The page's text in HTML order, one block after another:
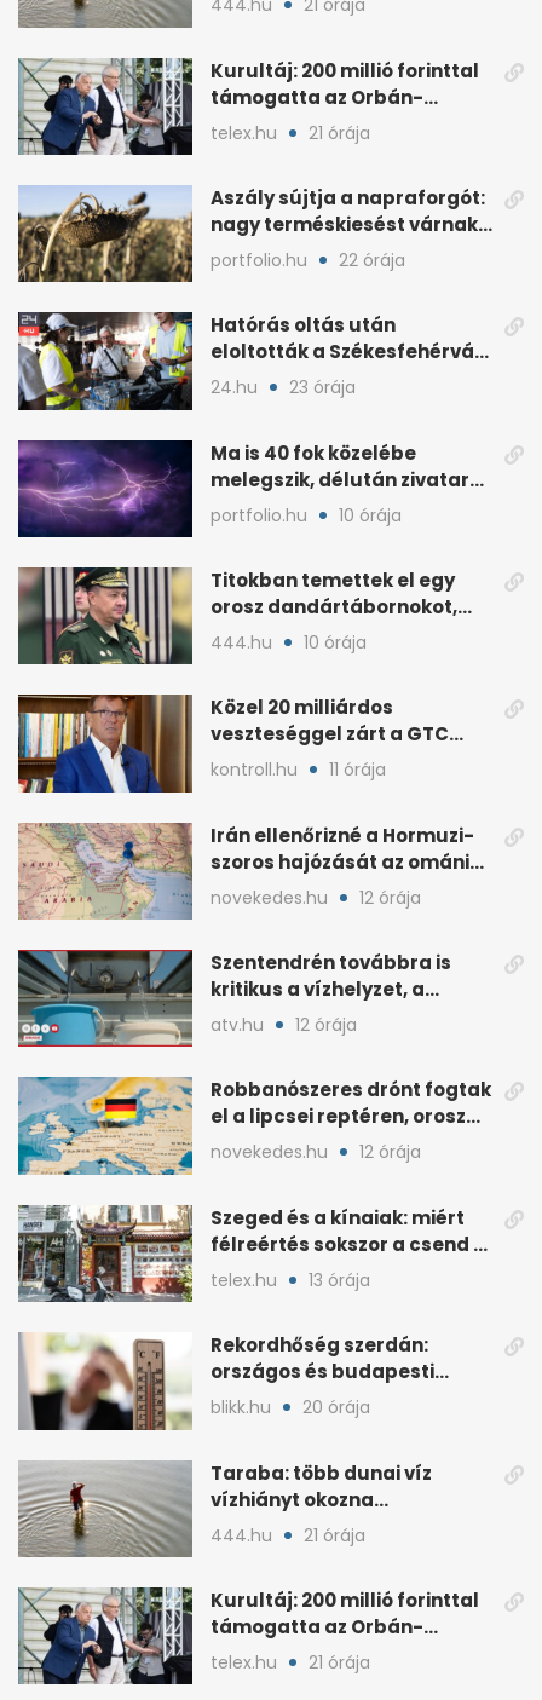
444.hu 21 órája
Kurultáj: 200 millió forinttal
támogatta az Orbán-
kormány a rendezvényt
telex.hu 21 órája
Aszály sújtja a napraforgót:
nagy terméskiesést várnak
a gazdák
portfolio.hu 22 órája
Hatórás oltás után
eloltották a Székesfehérvár
melletti tüzet
24.hu 23 órája
Ma is 40 fok közelébe
melegszik, délután zivatar
és viharos szél jöhet
portfolio.hu 10 órája
Titokban temettek el egy
orosz dandártábornokot,
Csajko barátját
444.hu 10 órája
Közel 20 milliárdos
veszteséggel zárt a GTC
Origine a 2025-ös évben
kontroll.hu 11 órája
Irán ellenőrizné a Hormuzi-
szoros hajózását az ománi
megállapodás után
novekedes.hu 12 órája
Szentendrén továbbra is
kritikus a vízhelyzet, a
honvédség szállít
atv.hu 12 órája
Robbanószeres drónt fogtak
el a lipcsei reptéren, orosz
szál gyanúja
novekedes.hu 12 órája
Szeged és a kínaiak: miért
félreértés sokszor a csend a
hétköznapokban?
telex.hu 13 órája
Rekordhőség szerdán:
országos és budapesti
melegcsúcsok dőltek meg
blikk.hu 20 órája
Taraba: több dunai víz
vízhiányt okozna
Szlovákiában
444.hu 21 órája
Kurultáj: 200 millió forinttal
támogatta az Orbán-
kormány a rendezvényt
telex.hu 21 órája